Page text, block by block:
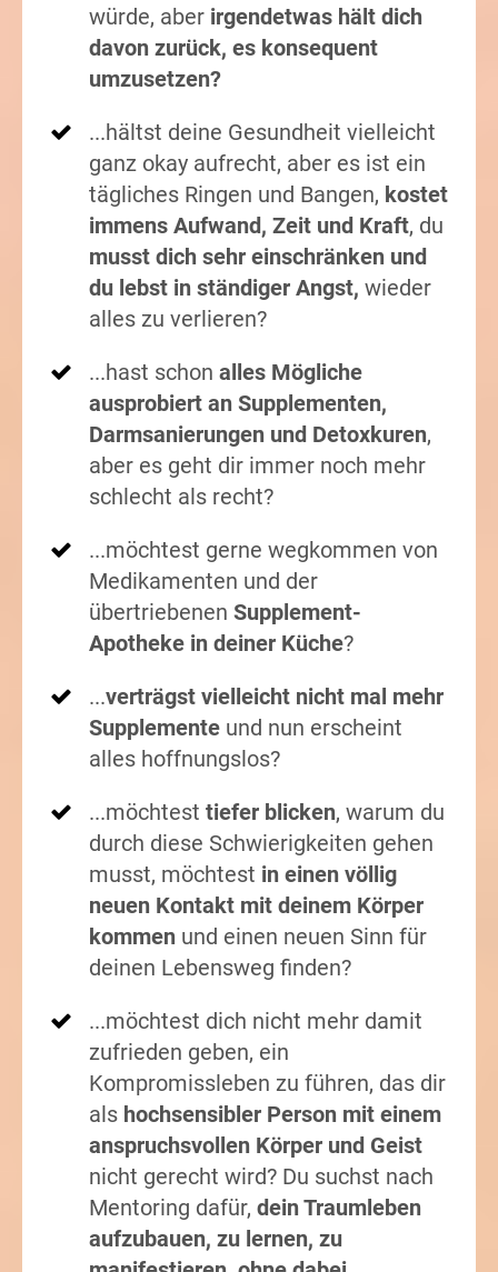
würde, aber irgendetwas hält dich
davon zurück, es konsequent
umzusetzen?
...hältst deine Gesundheit vielleicht
ganz okay aufrecht, aber es ist ein
tägliches Ringen und Bangen, kostet
immens Aufwand, Zeit und Kraft, du
musst dich sehr einschränken und
du lebst in ständiger Angst, wieder
alles zu verlieren?
...hast schon alles Mögliche
ausprobiert an Supplementen,
Darmsanierungen und Detoxkuren,
aber es geht dir immer noch mehr
schlecht als recht?
...möchtest gerne wegkommen von
Medikamenten und der
übertriebenen Supplement-
Apotheke in deiner Küche?
...verträgst vielleicht nicht mal mehr
Supplemente und nun erscheint
alles hoffnungslos?
...möchtest tiefer blicken, warum du
durch diese Schwierigkeiten gehen
musst, möchtest in einen völlig
neuen Kontakt mit deinem Körper
kommen und einen neuen Sinn für
deinen Lebensweg finden?
...möchtest dich nicht mehr damit
zufrieden geben, ein
Kompromissleben zu führen, das dir
als hochsensibler Person mit einem
anspruchsvollen Körper und Geist
nicht gerecht wird? Du suchst nach
Mentoring dafür, dein Traumleben
aufzubauen, zu lernen, zu